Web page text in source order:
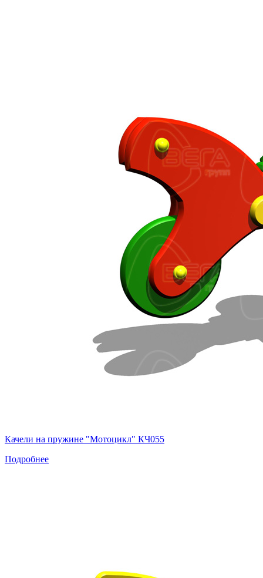
Качели на пружине "Мотоцикл" КЧ055
Подробнее